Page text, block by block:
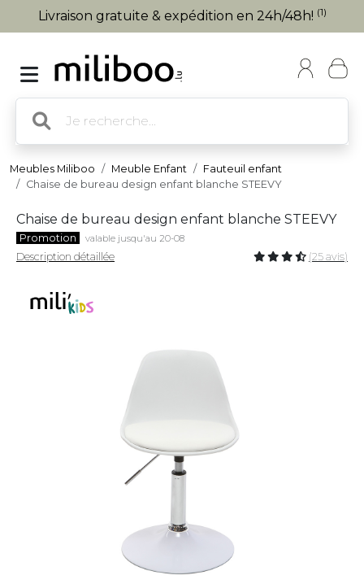
Livraison gratuite & expédition en 24h/48h! (1)
Meubles Miliboo Meuble Enfant
Fauteuil enfant
Chaise de bureau design enfant blanche STEEVY
Chaise de bureau design enfant blanche STEEVY
Promotion valable jusqu'au 20-08
Description détaillée (25 avis)